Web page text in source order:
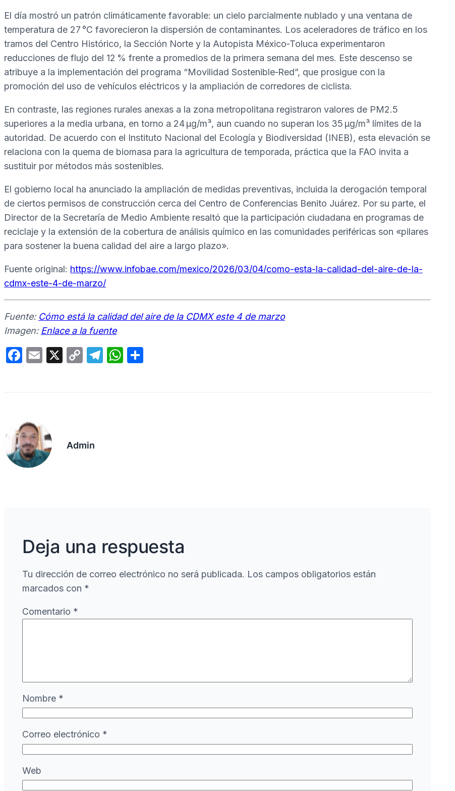
El día mostró un patrón climáticamente favorable: un cielo parcialmente nublado y una ventana de
temperatura de 27 °C favorecieron la dispersión de contaminantes. Los aceleradores de tráfico en los
tramos del Centro Histórico, la Sección Norte y la Autopista México‑Toluca experimentaron
reducciones de flujo del 12 % frente a promedios de la primera semana del mes. Este descenso se
atribuye a la implementación del programa “Movilidad Sostenible‑Red”, que prosigue con la
promoción del uso de vehículos eléctricos y la ampliación de corredores de ciclista.
En contraste, las regiones rurales anexas a la zona metropolitana registraron valores de PM2.5
superiores a la media urbana, en torno a 24 µg/m³, aun cuando no superan los 35 µg/m³ límites de la
autoridad. De acuerdo con el Instituto Nacional del Ecología y Biodiversidad (INEB), esta elevación se
relaciona con la quema de biomasa para la agricultura de temporada, práctica que la FAO invita a
sustituir por métodos más sostenibles.
El gobierno local ha anunciado la ampliación de medidas preventivas, incluida la derogación temporal
de ciertos permisos de construcción cerca del Centro de Conferencias Benito Juárez. Por su parte, el
Director de la Secretaría de Medio Ambiente resaltó que la participación ciudadana en programas de
reciclaje y la extensión de la cobertura de análisis químico en las comunidades periféricas son «pilares
para sostener la buena calidad del aire a largo plazo».
Fuente original: https://www.infobae.com/mexico/2026/03/04/como-esta-la-calidad-del-aire-de-la-
cdmx-este-4-de-marzo/
Fuente: Cómo está la calidad del aire de la CDMX este 4 de marzo
Imagen: Enlace a la fuente
F
c
b
o
o
k
E
ail
X
C
p
k
T
e
W
at m
Admin
Deja una respuesta
Tu dirección de correo electrónico no será publicada. Los campos obligatorios están
marcados con *
Comentario *
Nombre *
Correo electrónico *
Web